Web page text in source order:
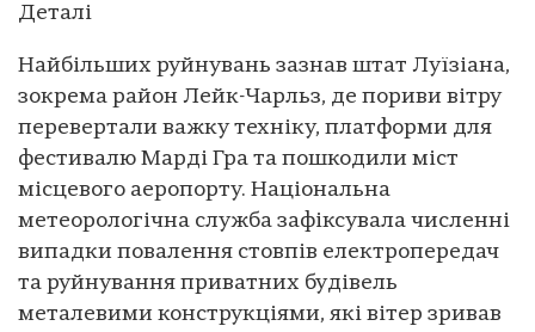
Деталі
Найбільших руйнувань зазнав штат Луїзіана,
зокрема район Лейк-Чарльз, де пориви вітру
перевертали важку техніку, платформи для
фестивалю Марді Гра та пошкодили міст
місцевого аеропорту. Національна
метеорологічна служба зафіксувала численні
випадки повалення стовпів електропередач
та руйнування приватних будівель
металевими конструкціями, які вітер зривав